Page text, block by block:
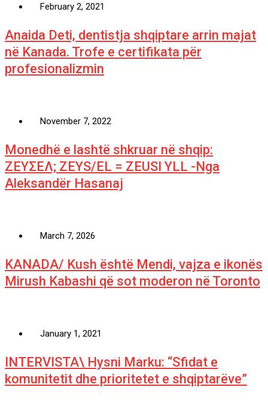
February 2, 2021
Anaida Deti, dentistja shqiptare arrin majat
në Kanada. Trofe e certifikata për
profesionalizmin
November 7, 2022
Monedhë e lashtë shkruar në shqip:
ΖΕΥΣΕΛ; ZEYS/EL = ZEUSI YLL -Nga
Aleksandër Hasanaj
March 7, 2026
KANADA/ Kush është Mendi, vajza e ikonës
Mirush Kabashi që sot moderon në Toronto
January 1, 2021
INTERVISTA\ Hysni Marku: “Sfidat e
komunitetit dhe prioritetet e shqiptarëve”